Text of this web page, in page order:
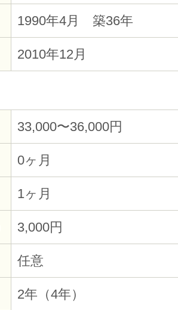
1990年4月 築36年
2010年12月
33,000〜36,000円
0ヶ月
1ヶ月
3,000円
任意
2年（4年）